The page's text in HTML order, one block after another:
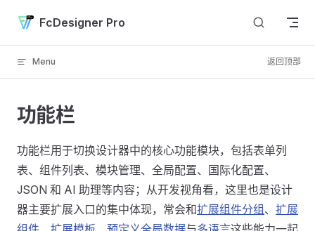
Skip to content
FcDesigner Pro
Menu 返回顶部
功能栏
功能栏用于切换设计器中的核心功能模块，包括表单列
表、组件列表、模块管理、全局配置、国际化配置、
JSON 和 AI 助理等内容；从开发视角看，这里也是设计
器主要扩展入口的集中体现，常会和扩展组件分组 、 扩展